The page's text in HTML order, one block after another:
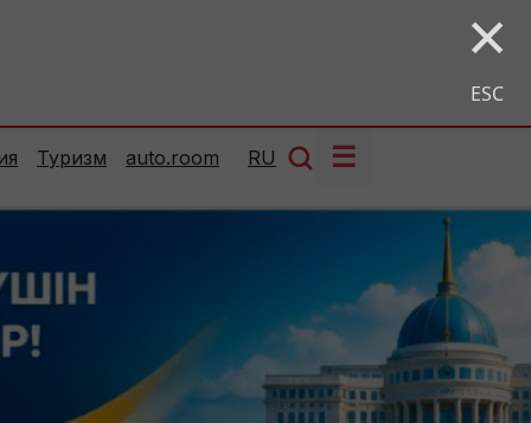
×
ESC
Туризм auto.room RU ☰